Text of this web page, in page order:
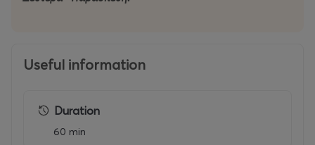
ΕΠΙΣΗΜΟΣ ΧΟΡΗΓΟΣ
YΠΟΣΤΗΡΙΚΤΕΣ: L’Oreal Paris, Γαλλικό Ινστιτούτο
Useful information
Duration
60 min